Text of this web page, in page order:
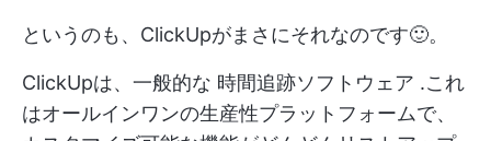
というのも、ClickUpがまさにそれなのです🙂。
ClickUpは、一般的な 時間追跡ソフトウェア .これ
はオールインワンの生産性プラットフォームで、